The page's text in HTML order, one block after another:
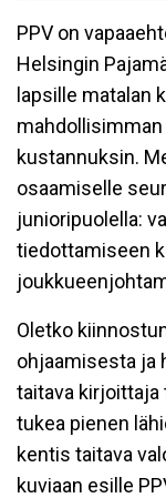
PPV on
Helsingin
lapsille matalan
kustannuksin.
osaamiselle
junioripuolella:
tiedottamiseen
Oletko
ohjaamisesta ja
taitava
tukea pienen
kentis taitava
kuviaan esille